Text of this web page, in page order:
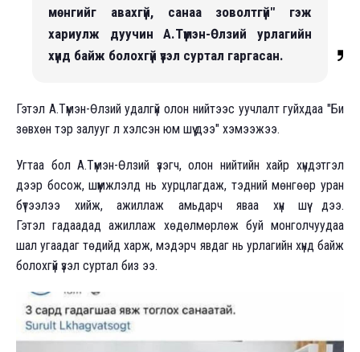
мөнгийг авахгүй, санаа зоволтгүй" гэж
хариулж дуучин А.Түмэн-Өлзий урлагийн
хүнд байж болохгүй үзэл суртал гаргасан.
Гэтэл А.Түмэн-Өлзий удалгүй олон нийтээс уучлалт гуйхдаа "Би
зөвхөн тэр залууг л хэлсэн юм шүү дээ" хэмээжээ.
Угтаа бол А.Түмэн-Өлзий үзэгч, олон нийтийн хайр хүндэтгэл
дээр босож, шүүмжлэлд нь хурцлагдаж, тэдний мөнгөөр уран
бүтээлээ хийж, ажиллаж амьдарч яваа хүн шүү дээ.
Гэтэл гадаадад ажиллаж хөдөлмөрлөж буй монголчуудаа
шал угаадаг төдийд харж, мэдэрч явдаг нь урлагийн хүнд байж
болохгүй үзэл суртал биз ээ.